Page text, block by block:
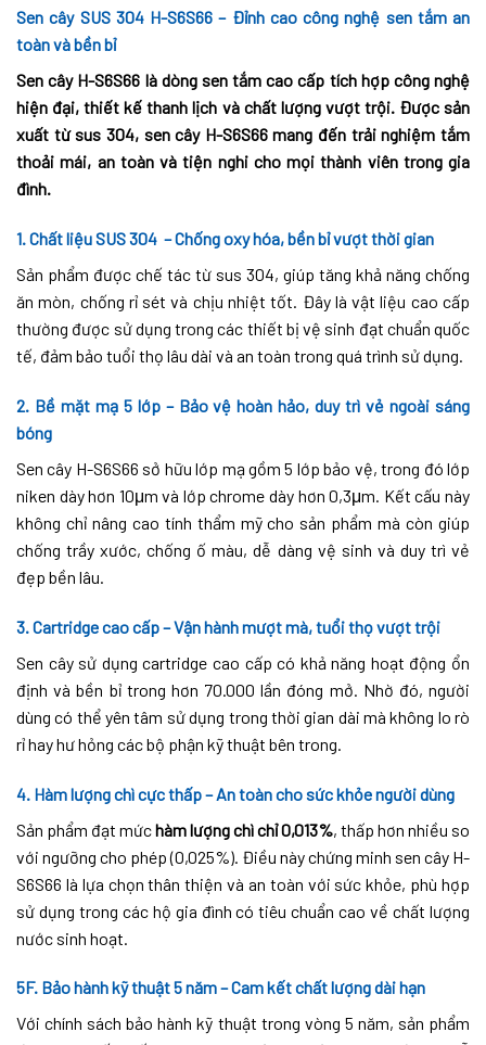
Sen cây SUS 304 H-S6S66 – Đỉnh cao công nghệ sen tắm an
toàn và bền bỉ
Sen cây H-S6S66 là dòng sen tắm cao cấp tích hợp công nghệ
hiện đại, thiết kế thanh lịch và chất lượng vượt trội. Được sản
xuất từ sus 304, sen cây H-S6S66 mang đến trải nghiệm tắm
thoải mái, an toàn và tiện nghi cho mọi thành viên trong gia
đình.
1. Chất liệu SUS 304 – Chống oxy hóa, bền bỉ vượt thời gian
Sản phẩm được chế tác từ sus 304, giúp tăng khả năng chống
ăn mòn, chống rỉ sét và chịu nhiệt tốt. Đây là vật liệu cao cấp
thường được sử dụng trong các thiết bị vệ sinh đạt chuẩn quốc
tế, đảm bảo tuổi thọ lâu dài và an toàn trong quá trình sử dụng.
2. Bề mặt mạ 5 lớp – Bảo vệ hoàn hảo, duy trì vẻ ngoài sáng
bóng
Sen cây H-S6S66 sở hữu lớp mạ gồm 5 lớp bảo vệ, trong đó lớp
niken dày hơn 10μm và lớp chrome dày hơn 0,3μm. Kết cấu này
không chỉ nâng cao tính thẩm mỹ cho sản phẩm mà còn giúp
chống trầy xước, chống ố màu, dễ dàng vệ sinh và duy trì vẻ
đẹp bền lâu.
3. Cartridge cao cấp – Vận hành mượt mà, tuổi thọ vượt trội
Sen cây sử dụng cartridge cao cấp có khả năng hoạt động ổn
định và bền bỉ trong hơn 70.000 lần đóng mở. Nhờ đó, người
dùng có thể yên tâm sử dụng trong thời gian dài mà không lo rò
rỉ hay hư hỏng các bộ phận kỹ thuật bên trong.
4. Hàm lượng chì cực thấp – An toàn cho sức khỏe người dùng
Sản phẩm đạt mứchàm lượng chì chỉ 0,013%, thấp hơn nhiều so
với ngưỡng cho phép (0,025%). Điều này chứng minh sen cây H-
S6S66 là lựa chọn thân thiện và an toàn với sức khỏe, phù hợp
sử dụng trong các hộ gia đình có tiêu chuẩn cao về chất lượng
nước sinh hoạt.
5F. Bảo hành kỹ thuật 5 năm – Cam kết chất lượng dài hạn
Với chính sách bảo hành kỹ thuật trong vòng 5 năm, sản phẩm